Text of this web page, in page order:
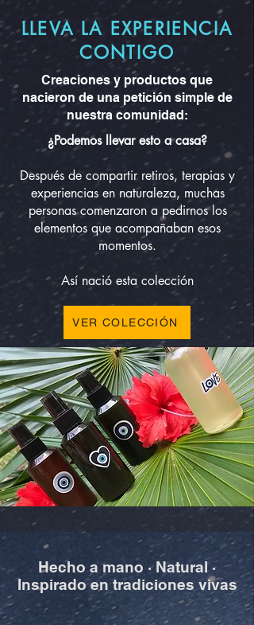
LLEVA LA EXPERIENCIA
CONTIGO
Creaciones y productos que
nacieron de una petición simple de
nuestra comunidad:
¿Podemos llevar esto a casa?
Después de compartir retiros, terapias y
experiencias en naturaleza, muchas
personas comenzaron a pedirnos los
elementos que acompañaban esos
momentos.
Así nació esta colección
VER COLECCIÓN
Hecho a mano · Natural ·
Inspirado en tradiciones vivas